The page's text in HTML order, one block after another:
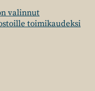
valinnut
toimikaudeksi